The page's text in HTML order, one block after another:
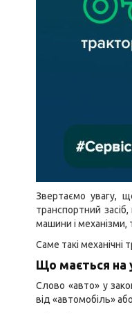
Звертаємо увагу,
транспортний
машини і
Саме такі механічні
Що мається на
Слово «авто» у
від «автомобіль»